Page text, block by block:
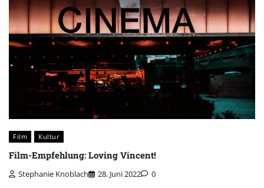
Film Kultur
Film-Empfehlung: Loving Vincent!
Stephanie Knoblach 28. Juni 2022 0